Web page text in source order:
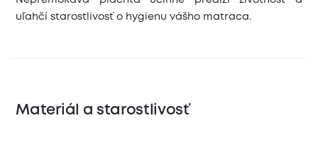
uľahčí starostlivosť o hygienu vášho matraca.
Materiál a starostlivosť